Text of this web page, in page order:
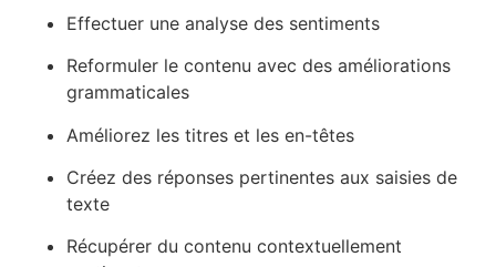
Effectuer une analyse des sentiments
Reformuler le contenu avec des améliorations
grammaticales
Améliorez les titres et les en-têtes
Créez des réponses pertinentes aux saisies de
texte
Récupérer du contenu contextuellement